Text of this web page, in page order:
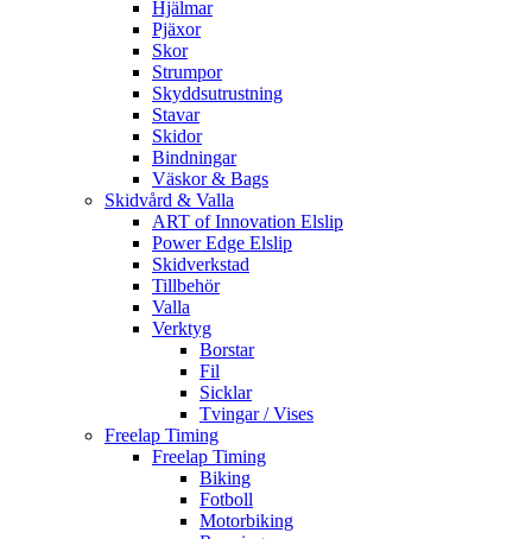
Hjälmar
Pjäxor
Skor
Strumpor
Skyddsutrustning
Stavar
Skidor
Bindningar
Väskor & Bags
Skidvård & Valla
ART of Innovation Elslip
Power Edge Elslip
Skidverkstad
Tillbehör
Valla
Verktyg
Borstar
Fil
Sicklar
Tvingar / Vises
Freelap Timing
Freelap Timing
Biking
Fotboll
Motorbiking